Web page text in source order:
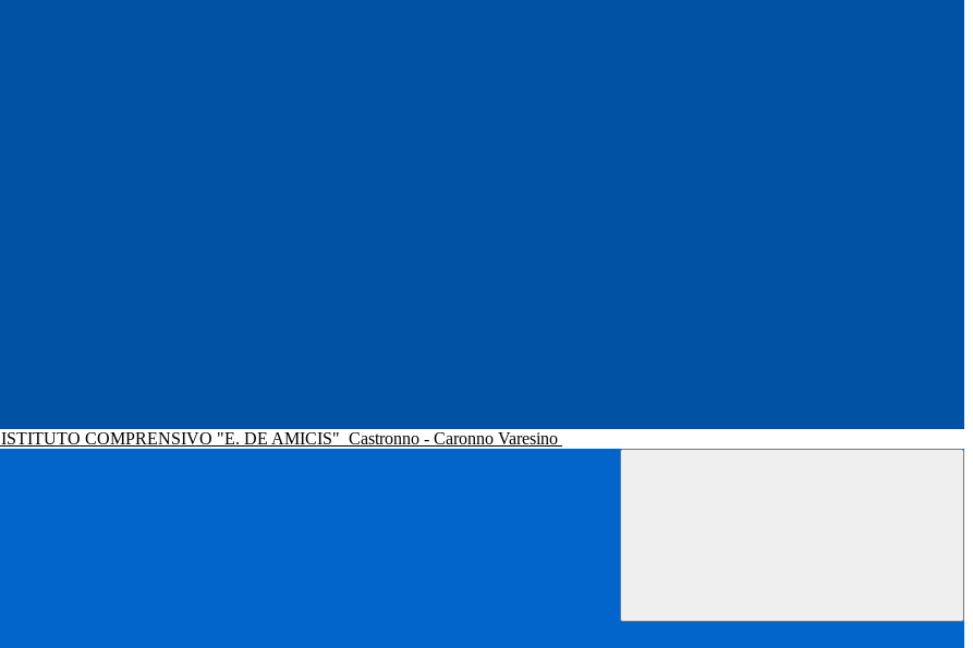
ISTITUTO COMPRENSIVO "E. DE AMICIS" Castronno - Caronno Varesino